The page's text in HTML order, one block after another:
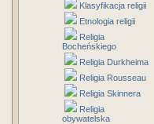
Klasyfikacja religii
Etnologia religii
Religia
Bocheńskiego
Religia Durkheima
Religia Rousseau
Religia Skinnera
Religia
obywatelska